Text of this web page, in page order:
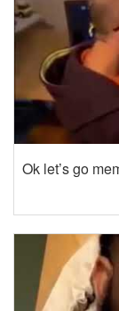
Ok let’s go